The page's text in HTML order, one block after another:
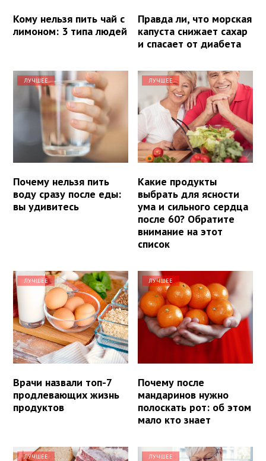
Кому нельзя пить чай с
лимоном: 3 типа людей
Правда ли, что морская
капуста снижает сахар
и спасает от диабета
ЛУЧШЕЕ
Почему нельзя пить
воду сразу после еды:
вы удивитесь
ЛУЧШЕЕ
Какие продукты
выбрать для ясности
ума и сильного сердца
после 60? Обратите
внимание на этот
список
ЛУЧШЕЕ
Врачи назвали топ-7
продлевающих жизнь
продуктов
ЛУЧШЕЕ
Почему после
мандаринов нужно
полоскать рот: об этом
мало кто знает
ЛУЧШЕЕ ЛУЧШЕЕ